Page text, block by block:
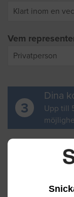
Vem
3
Dina
Upp till
Ditt för- och
Din e-